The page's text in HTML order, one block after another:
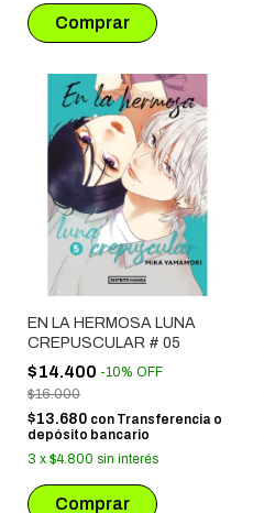
EN LA HERMOSA LUNA
CREPUSCULAR # 05
$14.400 -10% OFF
$16.000
$13.680 con Transferencia o
depósito bancario
3 x $4.800 sin interés